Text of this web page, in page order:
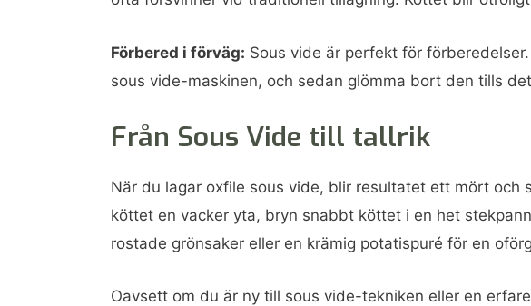
Förbered i förväg: Sous vide är perfekt för
sous vide-maskinen, och sedan glömma bort den tills
Från Sous Vide till tallrik
När du lagar oxfile sous vide, blir resultatet ett mört och
köttet en vacker yta, bryn snabbt köttet i en het
rostade grönsaker eller en krämig potatispuré för en
Oavsett om du är ny till sous vide-tekniken eller en